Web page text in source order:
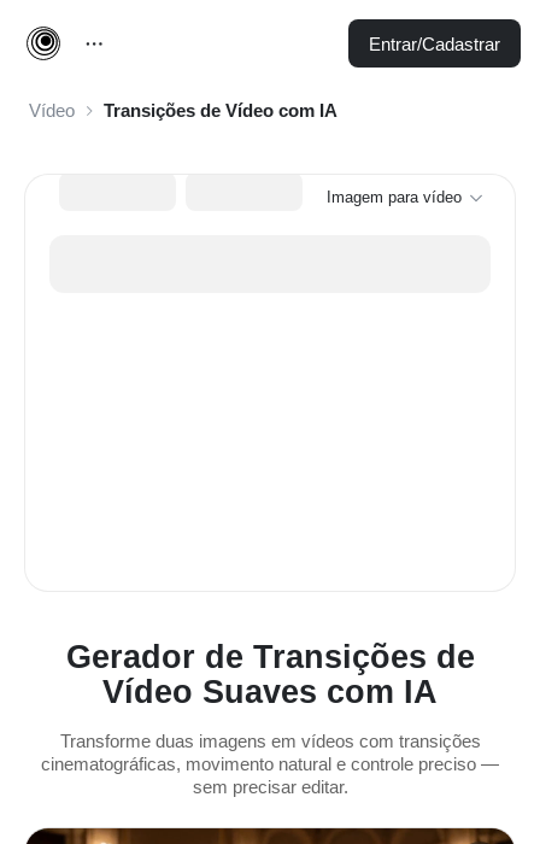
Entrar/Cadastrar
Vídeo Transições de Vídeo com IA
Gerador de Transições de
Vídeo Suaves com IA
Transforme duas imagens em vídeos com transições
cinematográficas, movimento natural e controle preciso —
sem precisar editar.
Imagem para vídeo